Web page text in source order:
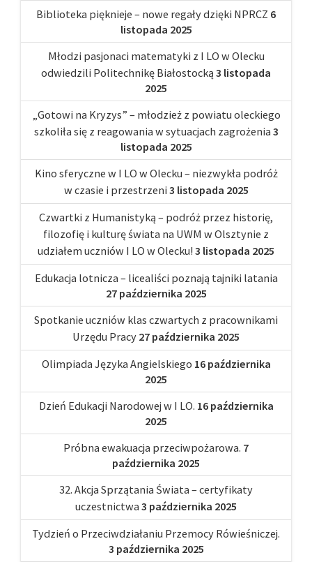
Biblioteka pięknieje – nowe regały dzięki NPRCZ 6
listopada 2025
Młodzi pasjonaci matematyki z I LO w Olecku
odwiedzili Politechnikę Białostocką 3 listopada
2025
„Gotowi na Kryzys” – młodzież z powiatu oleckiego
szkoliła się z reagowania w sytuacjach zagrożenia 3
listopada 2025
Kino sferyczne w I LO w Olecku – niezwykła podróż
w czasie i przestrzeni 3 listopada 2025
Czwartki z Humanistyką – podróż przez historię,
filozofię i kulturę świata na UWM w Olsztynie z
udziałem uczniów I LO w Olecku! 3 listopada 2025
Edukacja lotnicza – licealiści poznają tajniki latania
27 października 2025
Spotkanie uczniów klas czwartych z pracownikami
Urzędu Pracy 27 października 2025
Olimpiada Języka Angielskiego 16 października
2025
Dzień Edukacji Narodowej w I LO. 16 października
2025
Próbna ewakuacja przeciwpożarowa. 7
października 2025
32. Akcja Sprzątania Świata – certyfikaty
uczestnictwa 3 października 2025
Tydzień o Przeciwdziałaniu Przemocy Rówieśniczej.
3 października 2025